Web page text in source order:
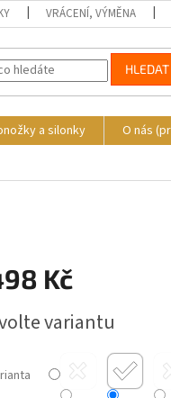
VRÁCENÍ, VÝMĚNA
HLEDAT
a silonky O nás
Kč
variantu